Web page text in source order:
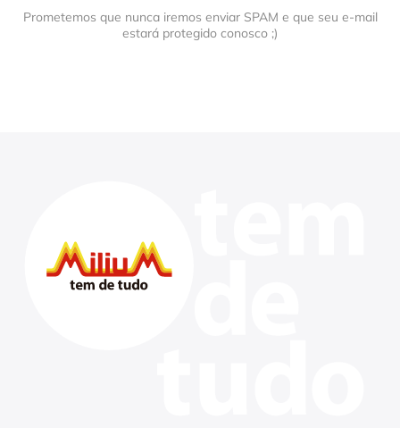
Prometemos que nunca iremos enviar SPAM e que seu e-mail
estará protegido conosco ;)